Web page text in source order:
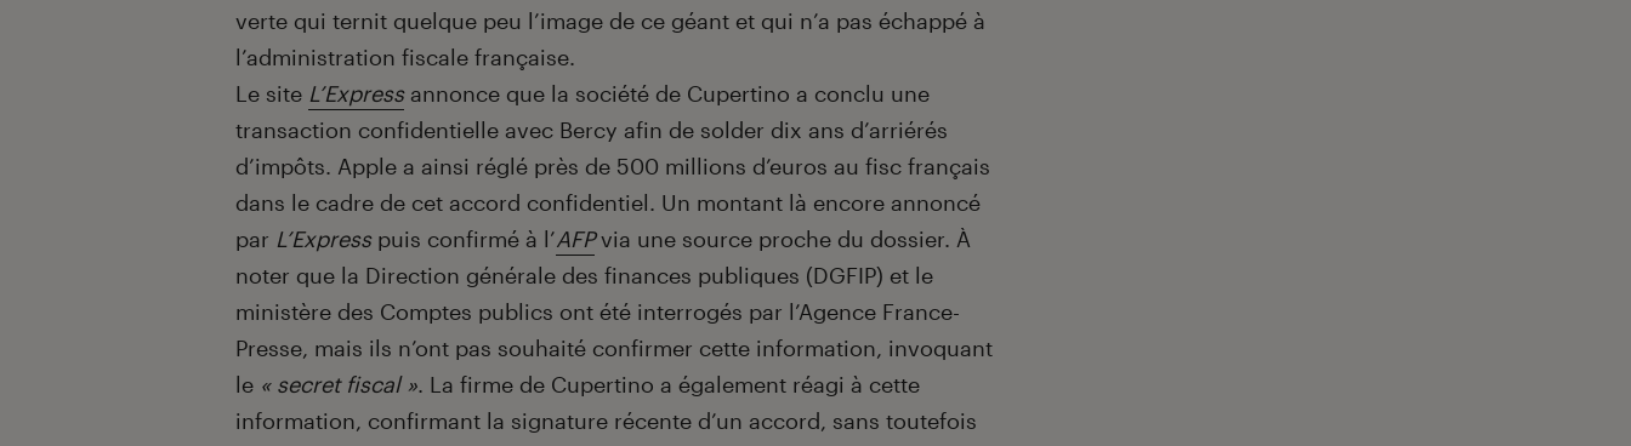
verte qui ternit quelque peu l’image de ce géant et qui n’a pas échappé à
l’administration fiscale française.
Le site L’Expressannonce que la société de Cupertino a conclu une
transaction confidentielle avec Bercy afin de solder dix ans d’arriérés
d’impôts. Apple a ainsi réglé près de 500 millions d’euros au fisc français
dans le cadre de cet accord confidentiel. Un montant là encore annoncé
par L’Expresspuis confirmé à l’AFPvia une source proche du dossier. À
noter que la Direction générale des finances publiques (DGFIP) et le
ministère des Comptes publics ont été interrogés par l’Agence France-
Presse, mais ils n’ont pas souhaité confirmer cette information, invoquant
le « secret fiscal ». La firme de Cupertino a également réagi à cette
information, confirmant la signature récente d’un accord, sans toutefois